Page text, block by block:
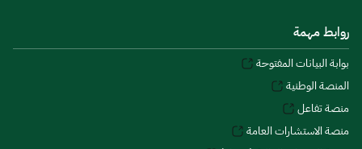
روابط مهمة
بوابة البيانات المفتوحة
المنصة الوطنية
منصة تفاعل
منصة الاستشارات العامة